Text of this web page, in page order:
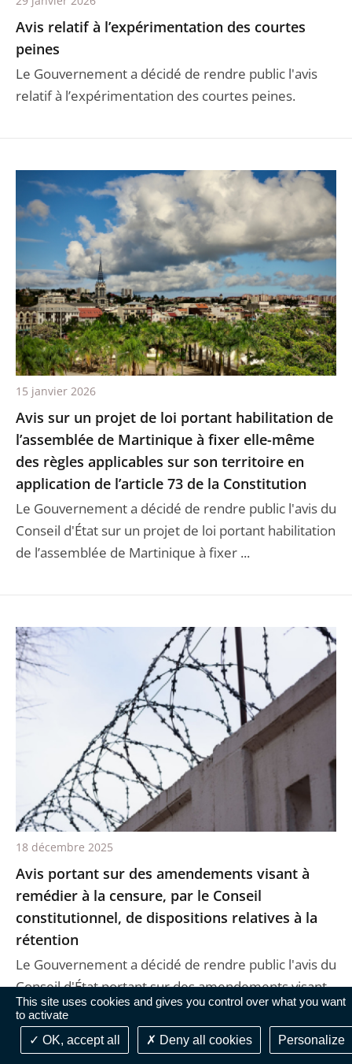
This site uses cookies and gives you control over what you want
to activate
OK, accept all
Deny all cookies Personalize
Avis relatif à l’expérimentation des courtes
peines
Le Gouvernement a décidé de rendre public l'avis
relatif à l’expérimentation des courtes peines.
Avis sur un projet de loi portant habilitation de
l’assemblée de Martinique à fixer elle-même
des règles applicables sur son territoire en
application de l’article 73 de la Constitution
Le Gouvernement a décidé de rendre public l'avis du
Conseil d'État sur un projet de loi portant habilitation
de l’assemblée de Martinique à fixer ...
15 janvier 2026
Avis portant sur des amendements visant à
remédier à la censure, par le Conseil
constitutionnel, de dispositions relatives à la
rétention
Le Gouvernement a décidé de rendre public l'avis du
Conseil d'État portant sur des amendements visant
à remédier à la censure, par le Conseil cons ...
18 décembre 2025